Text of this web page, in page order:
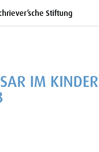
Stiftung
IM